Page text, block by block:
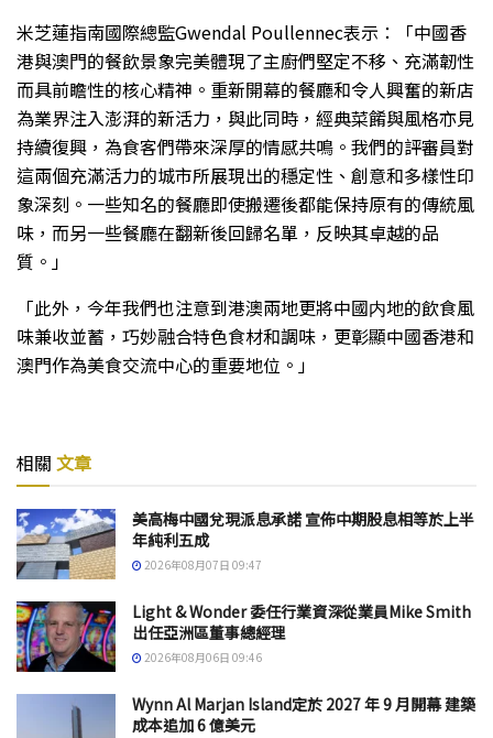
米芝蓮指南國際總監Gwendal Poullennec表示：「中國香
港與澳門的餐飲景象完美體現了主廚們堅定不移、充滿韌性
而具前瞻性的核心精神。重新開幕的餐廳和令人興奮的新店
為業界注入澎湃的新活力，與此同時，經典菜餚與風格亦見
持續復興，為食客們帶來深厚的情感共鳴。我們的評審員對
這兩個充滿活力的城市所展現出的穩定性、創意和多樣性印
象深刻。一些知名的餐廳即使搬遷後都能保持原有的傳統風
味，而另一些餐廳在翻新後回歸名單，反映其卓越的品
質。」
「此外，今年我們也注意到港澳兩地更將中國内地的飲食風
味兼收並蓄，巧妙融合特色食材和調味，更彰顯中國香港和
澳門作為美食交流中心的重要地位。」
相關 文章
美高梅中國兌現派息承諾 宣佈中期股息相等於上半
年純利五成
2026年08月07日 09:47
Light & Wonder 委任行業資深從業員Mike Smith
出任亞洲區董事總經理
2026年08月06日 09:46
Wynn Al Marjan Island定於 2027 年 9 月開幕 建築
成本追加 6 億美元